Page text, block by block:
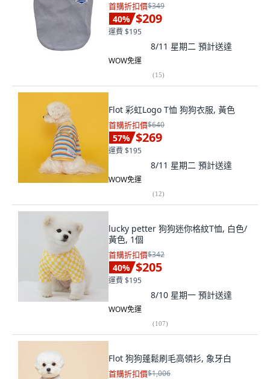
首購折扣價$349
40% $209
運費 $195
8/11 星期二 預計送達
WOW免運
(15)
Flot 彩虹Logo T恤 狗狗衣服, 黃色
首購折扣價$640
57% $269
運費 $195
8/11 星期二 預計送達
WOW免運
(12)
lucky petter 狗狗迷你格紋T恤, 白色/
黃色, 1個
首購折扣價$342
40% $205
運費 $195
8/10 星期一 預計送達
WOW免運
(107)
Flot 狗狗蓬鬆刷毛高領衫, 象牙白
首購折扣價$1,006